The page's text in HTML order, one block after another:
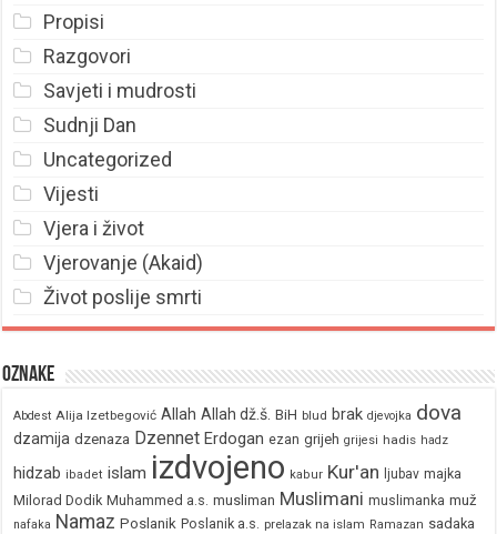
Propisi
Razgovori
Savjeti i mudrosti
Sudnji Dan
Uncategorized
Vijesti
Vjera i život
Vjerovanje (Akaid)
Život poslije smrti
Oznake
Abdest Alija Izetbegović Allah Allah dž.š. BiH blud brak djevojka dova
dzamija dzenaza Dzennet Erdogan ezan grijeh grijesi hadis hadz
hidzab ibadet islam izdvojeno kabur Kur'an ljubav majka
Milorad Dodik Muhammed a.s. musliman Muslimani muslimanka muž
nafaka Namaz Poslanik Poslanik a.s. prelazak na islam Ramazan sadaka